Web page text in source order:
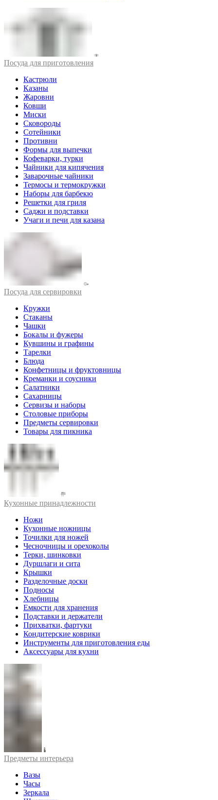
Посуда для приготовления
Кастрюли
Казаны
Жаровни
Ковши
Миски
Сковороды
Сотейники
Противни
Формы для выпечки
Кофеварки, турки
Чайники для кипячения
Заварочные чайники
Термосы и термокружки
Наборы для барбекю
Решетки для гриля
Саджи и подставки
Учаги и печи для казана
Посуда для сервировки
Кружки
Стаканы
Чашки
Бокалы и фужеры
Кувшины и графины
Тарелки
Блюда
Конфетницы и фруктовницы
Креманки и соусники
Салатники
Сахарницы
Сервизы и наборы
Столовые приборы
Предметы сервировки
Товары для пикника
Кухонные принадлежности
Ножи
Кухонные ножницы
Точилки для ножей
Чесночницы и орехоколы
Терки, шинковки
Дуршлаги и сита
Крышки
Разделочные доски
Подносы
Хлебницы
Емкости для хранения
Подставки и держатели
Прихватки, фартуки
Кондитерские коврики
Инструменты для приготовления еды
Аксессуары для кухни
Предметы интерьера
Вазы
Часы
Зеркала